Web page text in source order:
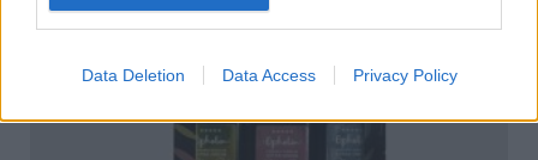
Data Deletion Data Access Privacy Policy